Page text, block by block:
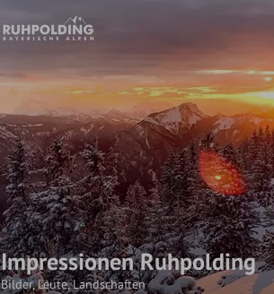
Impressionen Ruhpolding
Bilder, Leute, Landschaften